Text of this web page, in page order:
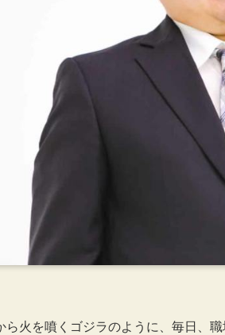
ら火を噴くゴジラのように、毎日、